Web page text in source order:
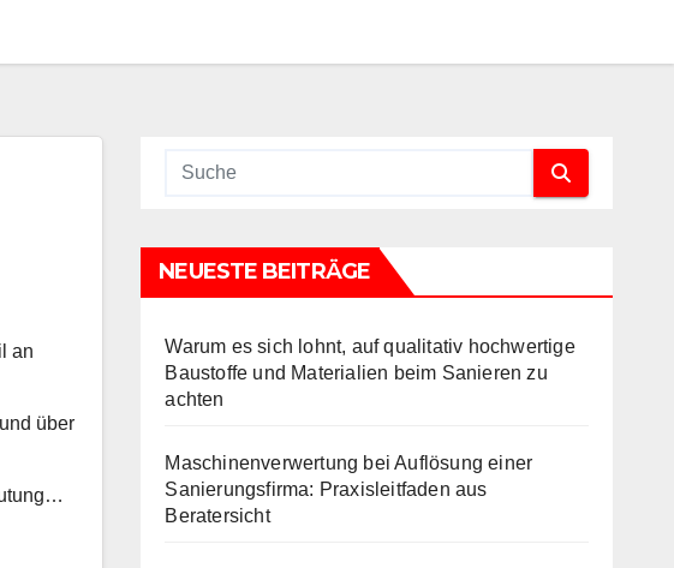
an
über
NEUESTE BEITRÄGE
Warum es sich lohnt, auf qualitativ hochwertige
Baustoffe und Materialien beim Sanieren zu
achten
Maschinenverwertung bei Auflösung einer
Sanierungsfirma: Praxisleitfaden aus
Beratersicht